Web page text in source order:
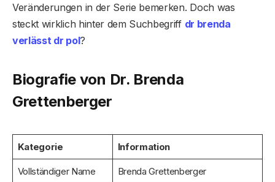
Veränderungen in der Serie bemerken. Doch was
steckt wirklich hinter dem Suchbegriff dr brenda
verlässt dr pol?
Biografie von Dr. Brenda
Grettenberger
Kategorie Information
Vollständiger Name Brenda Grettenberger